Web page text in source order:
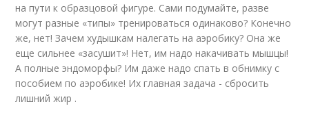
на пути к образцовой фигуре. Сами подумайте, разве
могут разные «типы» тренироваться одинаково? Конечно
же, нет! Зачем худышкам налегать на аэробику? Она же
еще сильнее «засушит»! Нет, им надо накачивать мышцы!
А полные эндоморфы? Им даже надо спать в обнимку с
пособием по аэробике! Их главная задача - сбросить
лишний жир .